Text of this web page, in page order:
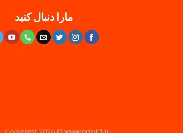
مارا دنبال کنید